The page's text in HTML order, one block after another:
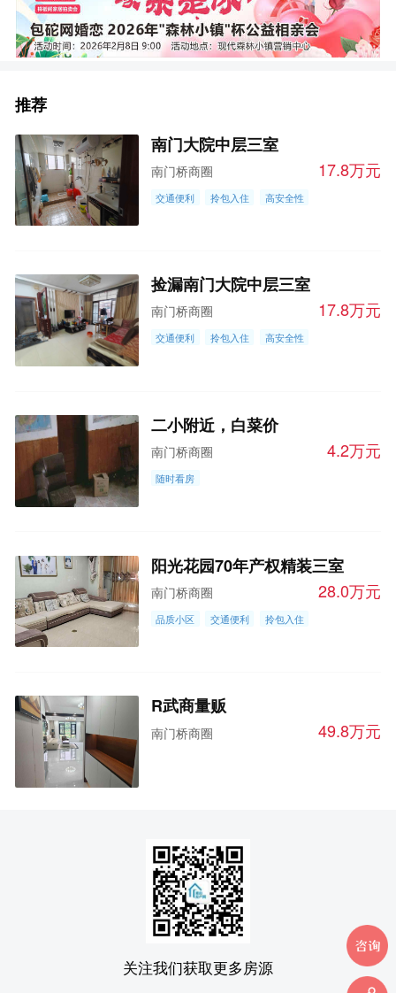
推荐
南门大院中层三室
南门桥商圈 17.8万元
交通便利 拎包入住 高安全性
捡漏南门大院中层三室
南门桥商圈 17.8万元
交通便利 拎包入住 高安全性
二小附近，白菜价
南门桥商圈 4.2万元
随时看房
阳光花园70年产权精装三室
南门桥商圈 28.0万元
品质小区 交通便利 拎包入住
R武商量贩
南门桥商圈 49.8万元
关注我们获取更多房源